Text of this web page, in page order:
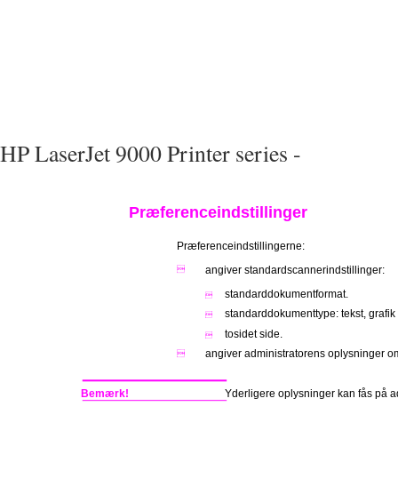
HP LaserJet 9000 Printer series -
Præferenceindstillinger
Præferenceindstillingerne:
 angiver standardscannerindstillinger:
 standarddokumentformat.
 standarddokumenttype: tekst,
 tosidet side.
 angiver administratorens oplysninger
Bemærk! Yderligere oplysninger kan fås på